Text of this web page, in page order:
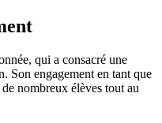
qui a consacré une
Son engagement en tant que
nombreux élèves tout au